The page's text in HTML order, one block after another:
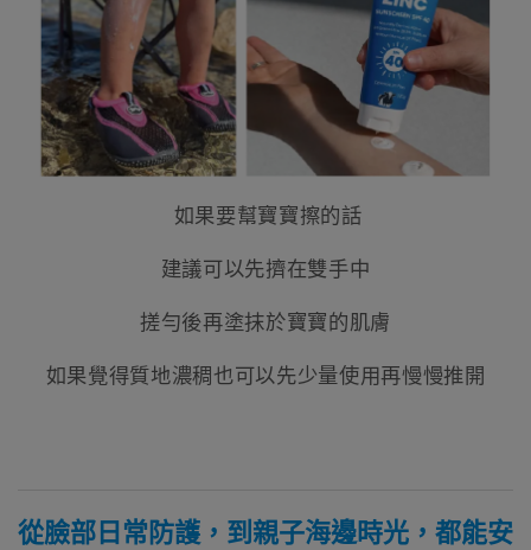
如果要幫寶寶擦的話
建議可以先擠在雙手中
搓勻後再塗抹於寶寶的肌膚
如果覺得質地濃稠也可以先少量使用再慢慢推開
從臉部日常防護，到親子海邊時光，都能安